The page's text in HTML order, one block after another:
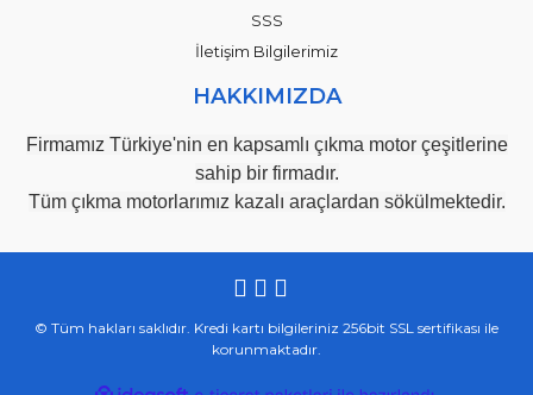
SSS
İletişim Bilgilerimiz
HAKKIMIZDA
Firmamız Türkiye'nin en kapsamlı çıkma motor çeşitlerine
sahip bir firmadır.
Tüm çıkma motorlarımız kazalı araçlardan sökülmektedir.
© Tüm hakları saklıdır. Kredi kartı bilgileriniz 256bit SSL sertifikası ile
korunmaktadır.